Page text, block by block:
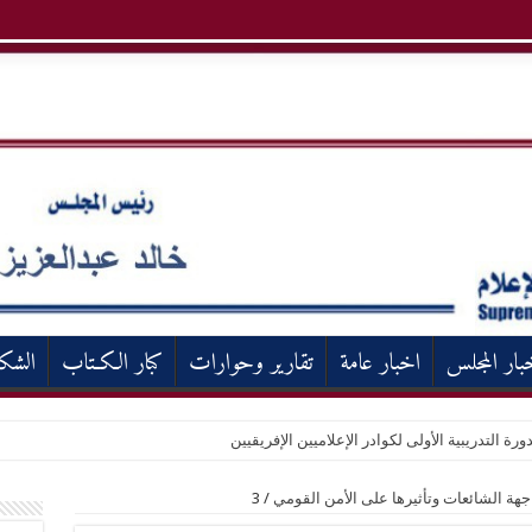
المجلس اخبار عامة تقارير وحوارات كبار الكـتاب
التدريبية الأولى لكوادر الإعلاميين الإفريقيين
الشائعات وتأثيرها على الأمن القومي /
3